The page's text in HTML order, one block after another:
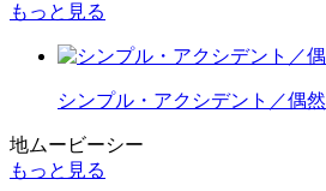
もっと見る
シンプル・アクシデント／偶然
地ムービーシー
もっと見る